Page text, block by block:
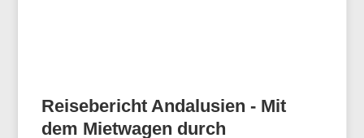
Reisebericht Andalusien - Mit
dem Mietwagen durch